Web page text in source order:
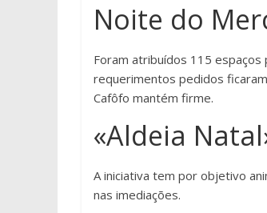
Noite do
Foram atribuídos 115 espaços
requerimentos pedidos
Cafôfo mantém firme.
«Aldeia
A iniciativa tem por objetivo
nas imediações.